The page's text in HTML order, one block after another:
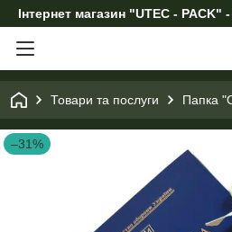
Інтернет магазин "UTEC -
Товари та послуги Папка
–31%